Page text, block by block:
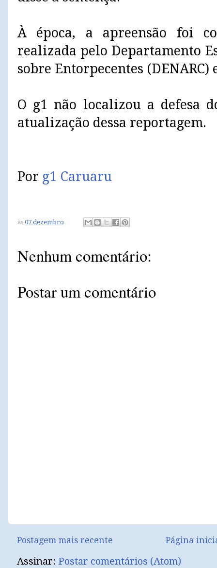
À época, a apreensão foi
realizada pelo Departamento
sobre Entorpecentes (DENARC)
O g1 não localizou a defesa
atualização dessa reportagem.
Por g1 Caruaru
às 07 dezembro
Nenhum comentário:
Postar um comentário
Postagem mais recente Página
Assinar: Postar comentários (Atom)